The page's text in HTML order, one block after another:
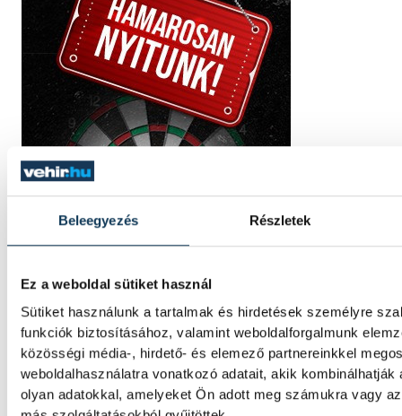
Beleegyezés Részletek
Ez a weboldal sütiket használ
Sütiket használunk a tartalmak és hirdetések személyre
funkciók biztosításához, valamint weboldalforgalmunk
közösségi média-, hirdető- és elemező partnereinkkel
weboldalhasználatra vonatkozó adatait, akik kombinálhatják
olyan adatokkal, amelyeket Ön adott meg számukra vagy